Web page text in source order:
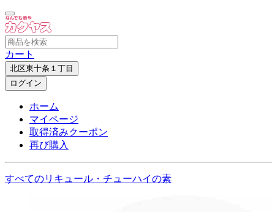
カート
北区東十条１丁目
ログイン
ホーム
マイページ
取得済みクーポン
再び購入
すべてのリキュール・チューハイの素